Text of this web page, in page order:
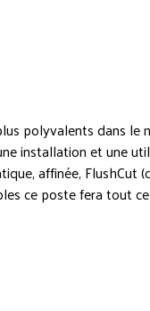
polyvalents dans
installation et une
affinée, FlushCut
ce poste fera tout